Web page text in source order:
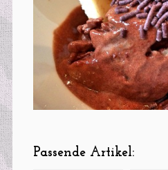
Passende Artikel: